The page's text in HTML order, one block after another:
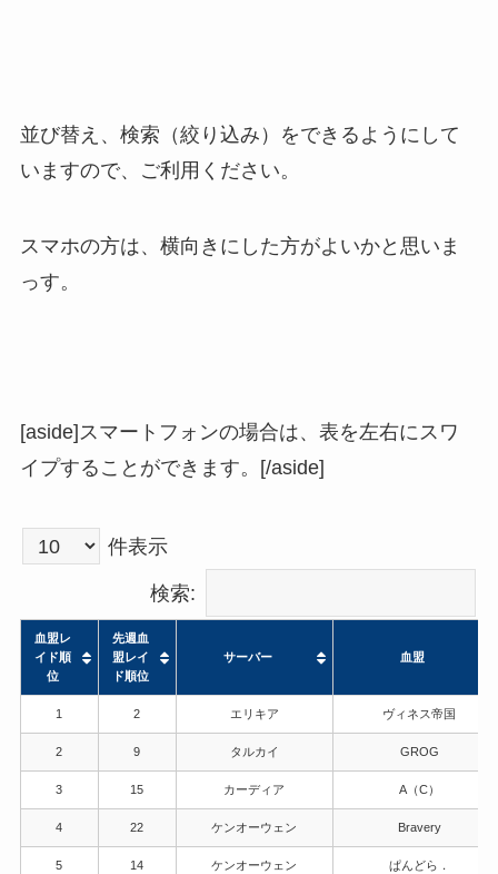
並び替え、検索（絞り込み）をできるようにして
いますので、ご利用ください。
スマホの方は、横向きにした方がよいかと思いま
っす。
[aside]スマートフォンの場合は、表を左右にスワ
イプすることができます。[/aside]
件表示
検索:
血盟レ
イド順
位
先週血
盟レイ
ド順位
サーバー 血盟
1 2 エリキア ヴィネス帝国
2 9 タルカイ GROG
3 15 カーディア A（C）
4 22 ケンオーウェン Bravery
5 14 ケンオーウェン ぱんどら．